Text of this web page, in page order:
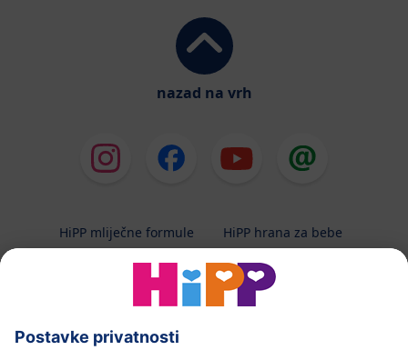
nazad na vrh
HiPP mliječne formule
HiPP hrana za bebe
HiPP njega
HiPP trudnoća
Terapeutska dijeta
Zaštita podataka i upute za korištenj